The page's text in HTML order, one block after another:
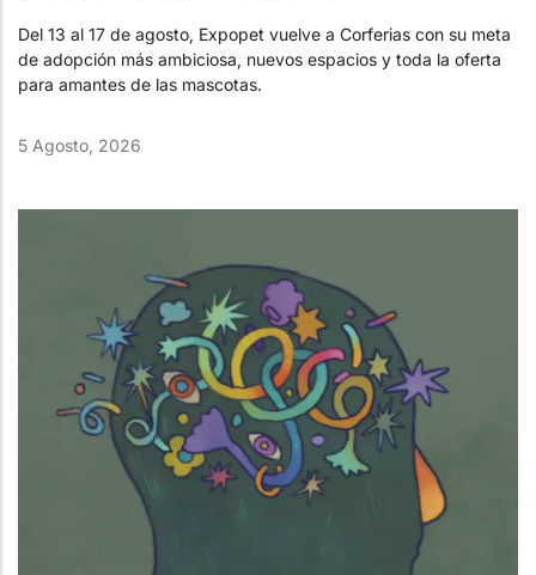
Del 13 al 17 de agosto, Expopet vuelve a Corferias con su meta
de adopción más ambiciosa, nuevos espacios y toda la oferta
para amantes de las mascotas.
5 Agosto, 2026